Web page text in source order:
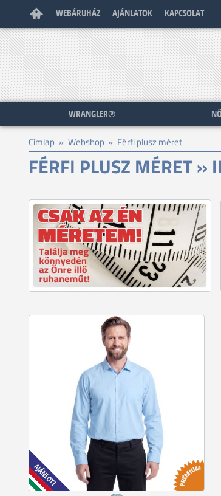
WEBÁRUHÁZ AJÁNLATOK KAPCSOLAT
WRANGLER®
Címlap » Webshop » Férfi plusz méret
FÉRFI PLUSZ MÉRET »